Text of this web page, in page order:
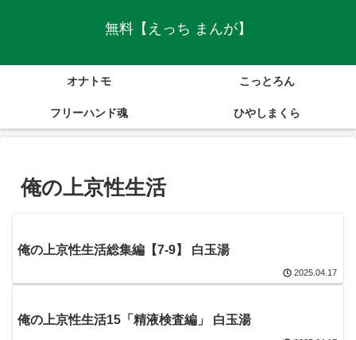
無料【えっち まんが】
オナトモ こっとろん
フリーハンド魂 ひやしまくら
俺の上京性生活
俺の上京性生活総集編【7-9】 白玉湯
2025.04.17
俺の上京性生活15「精液検査編」 白玉湯